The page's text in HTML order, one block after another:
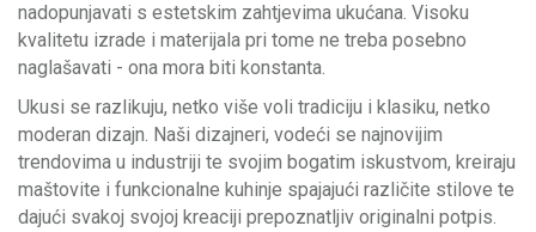
nadopunjavati s estetskim zahtjevima ukućana. Visoku
kvalitetu izrade i materijala pri tome ne treba posebno
naglašavati - ona mora biti konstanta.
Ukusi se razlikuju, netko više voli tradiciju i klasiku, netko
moderan dizajn. Naši dizajneri, vodeći se najnovijim
trendovima u industriji te svojim bogatim iskustvom, kreiraju
maštovite i funkcionalne kuhinje spajajući različite stilove te
dajući svakoj svojoj kreaciji prepoznatljiv originalni potpis.